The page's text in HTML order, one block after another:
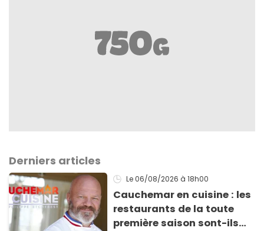
Derniers articles
Le 06/08/2026 à 18h00
Cauchemar en cuisine : les
restaurants de la toute
première saison sont-ils